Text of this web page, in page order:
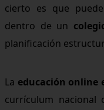
cierto es que
dentro de un
planificación
La educación online
currículum nacional